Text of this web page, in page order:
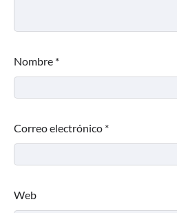
Nombre *
Correo electrónico *
Web